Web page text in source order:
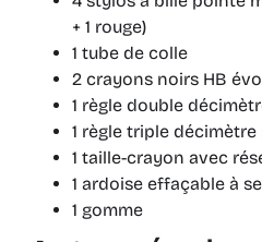
+ 1 rouge)
1 tube de colle
2 crayons noirs HB
1 règle double
1 règle triple décimètre
1 taille-crayon avec
1 ardoise effaçable à
1 gomme